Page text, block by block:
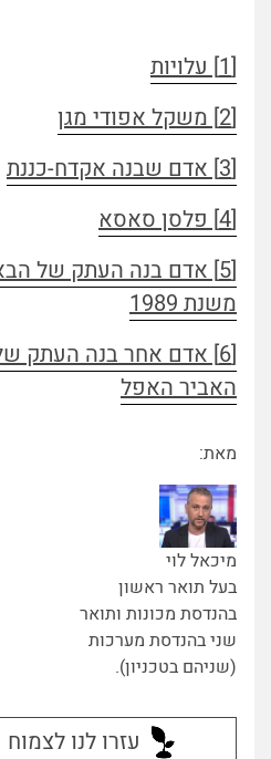
[1] עלויות
[2] משקל אפודי מגן
[3] אדם שבנה אקדח-כננת
[4] פלסן סאסא
[5] אדם בנה העתק של
משנת 1989
[6] אדם אחר בנה העתק
האביר האפל
מאת:
מיכאל לוי
בעל תואר ראשון
בהנדסת מכונות ותואר
שני בהנדסת מערכות
(שניהם בטכניון).
עזרו לנו לצמוח